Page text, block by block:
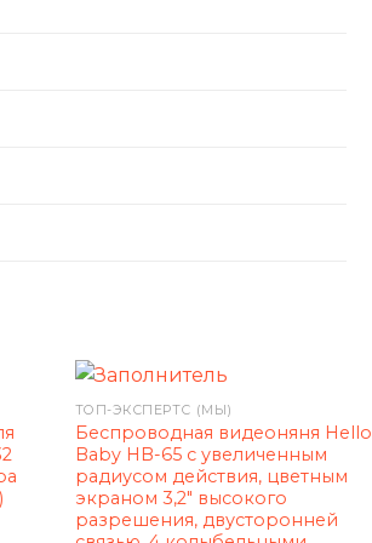
ТОП-ЭКСПЕРТС (МЫ)
Беспроводная видеоняня Hello
Baby HB-65 с увеличенным
радиусом действия, цветным
экраном 3,2″ высокого
разрешения, двусторонней